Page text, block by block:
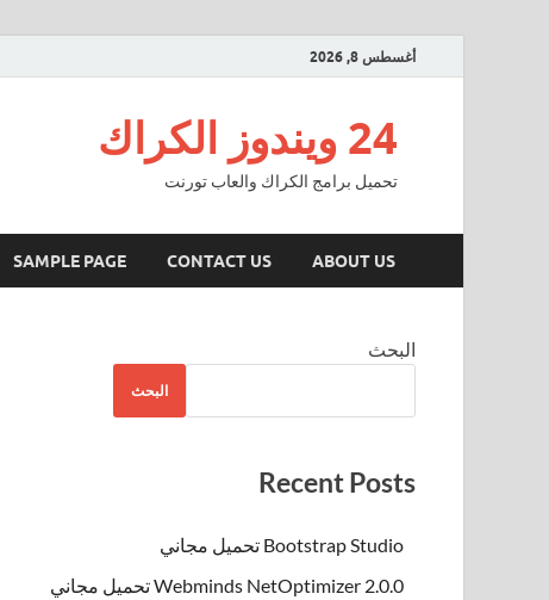
أغسطس 8, 2026
24 ويندوز الكراك
تحميل برامج الكراك والعاب تورنت
ABOUT US
CONTACT US
SAMPLE PAGE
البحث
البحث
Recent Posts
Bootstrap Studio تحميل مجاني
Webminds NetOptimizer 2.0.0 تحميل مجاني